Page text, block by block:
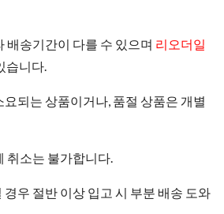
배송기간이 다를 수 있으며 리오더일
습니다.
되는 상품이거나, 품절 상품은 개별
취소는 불가합니다.
우 절반 이상 입고 시 부분 배송 도와